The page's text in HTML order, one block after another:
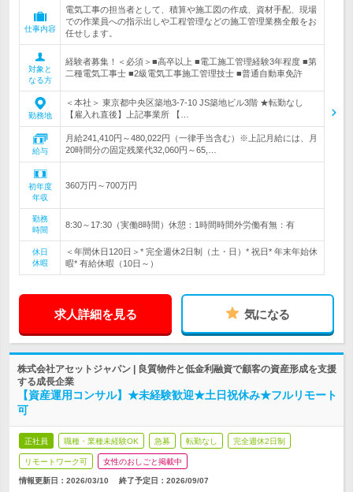
仕事内容
電気工事の担当者として、積算や施工図の作成、資材手配、現場
での作業員への指示出しや工程管理などの施工管理業務全般をお
任せします。
対象と
なる方
経験者募集！＜必須＞■高卒以上 ■電工施工管理経験3年程度 ■第
二種電気工事士 ■2級電気工事施工管理技士 ■普通自動車免許
勤務地
＜本社＞ 東京都中央区築地3-7-10 JS築地ビル3階 ★転勤なし
【雇入れ直後】上記事業所 【…
給与
月給241,410円～480,022円（一律手当含む）※上記月給には、月
20時間分の固定残業代32,060円～65,…
初年度
年収
360万円～700万円
勤務
時間
8:30～17:30（実働8時間）休憩：1時間時間外労働有無：有
休日
休暇
＜年間休日120日＞* 完全週休2日制（土・日）* 祝日* 年末年始休
暇* 有給休暇（10日～）
求人詳細を見る 気になる
株式会社アセットジャパン | 良質物件と低金利融資で顧客の資産形成を支援
する成長企業
【資産運用コンサル】★未経験歓迎★土日祝休み★フルリモート
可
正社員 職種・業種未経験OK 急募 転勤なし 完全週休2日制
リモートワーク可 女性のおしごと掲載中
情報更新日：2026/03/10 終了予定日： 2026/09/07